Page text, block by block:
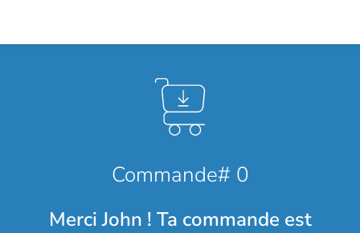
Commande# 0
Merci John ! Ta commande est